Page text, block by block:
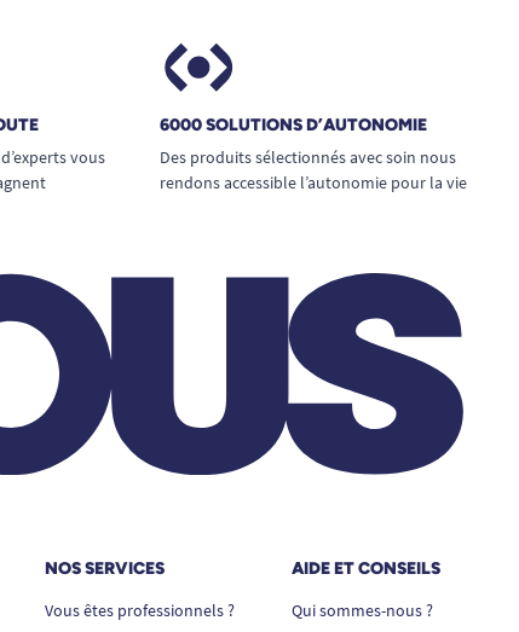
vous
6000 SOLUTIONS D’AUTONOMIE
Des produits sélectionnés avec soin nous
rendons accessible l’autonomie pour la vie
NOS SERVICES
Vous êtes professionnels ?
AIDE ET CONSEILS
Qui sommes-nous ?